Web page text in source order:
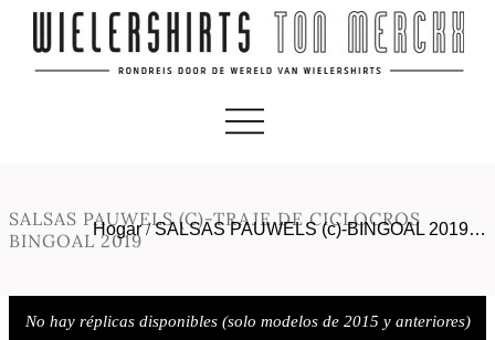
SALSAS PAUWELS (C)-TRAJE DE CICLOCROS
BINGOAL 2019
Hogar/SALSAS PAUWELS (c)-BINGOAL 2019…
No hay réplicas disponibles (solo modelos de 2015 y anteriores)